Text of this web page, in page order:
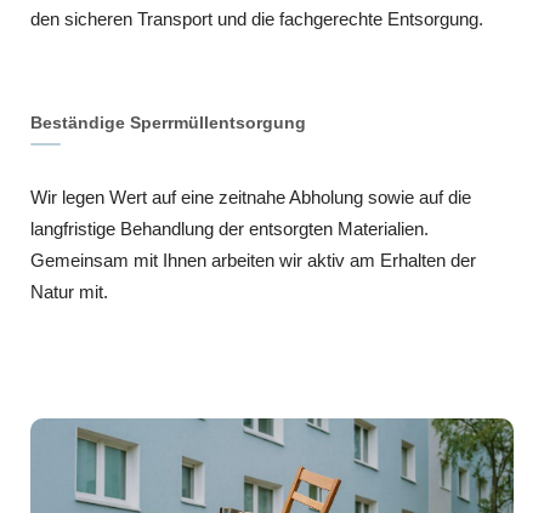
den sicheren Transport und die fachgerechte Entsorgung.
Beständige Sperrmüllentsorgung
Wir legen Wert auf eine zeitnahe Abholung sowie auf die
langfristige Behandlung der entsorgten Materialien.
Gemeinsam mit Ihnen arbeiten wir aktiv am Erhalten der
Natur mit.